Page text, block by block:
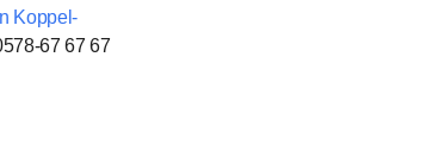
Koppel-
67 67 67